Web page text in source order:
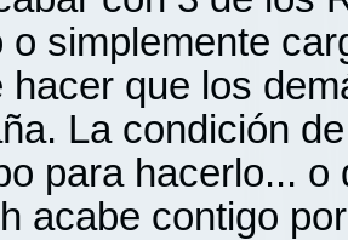
o simplemente
hacer que los
La condición
para hacerlo... o
acabe contigo